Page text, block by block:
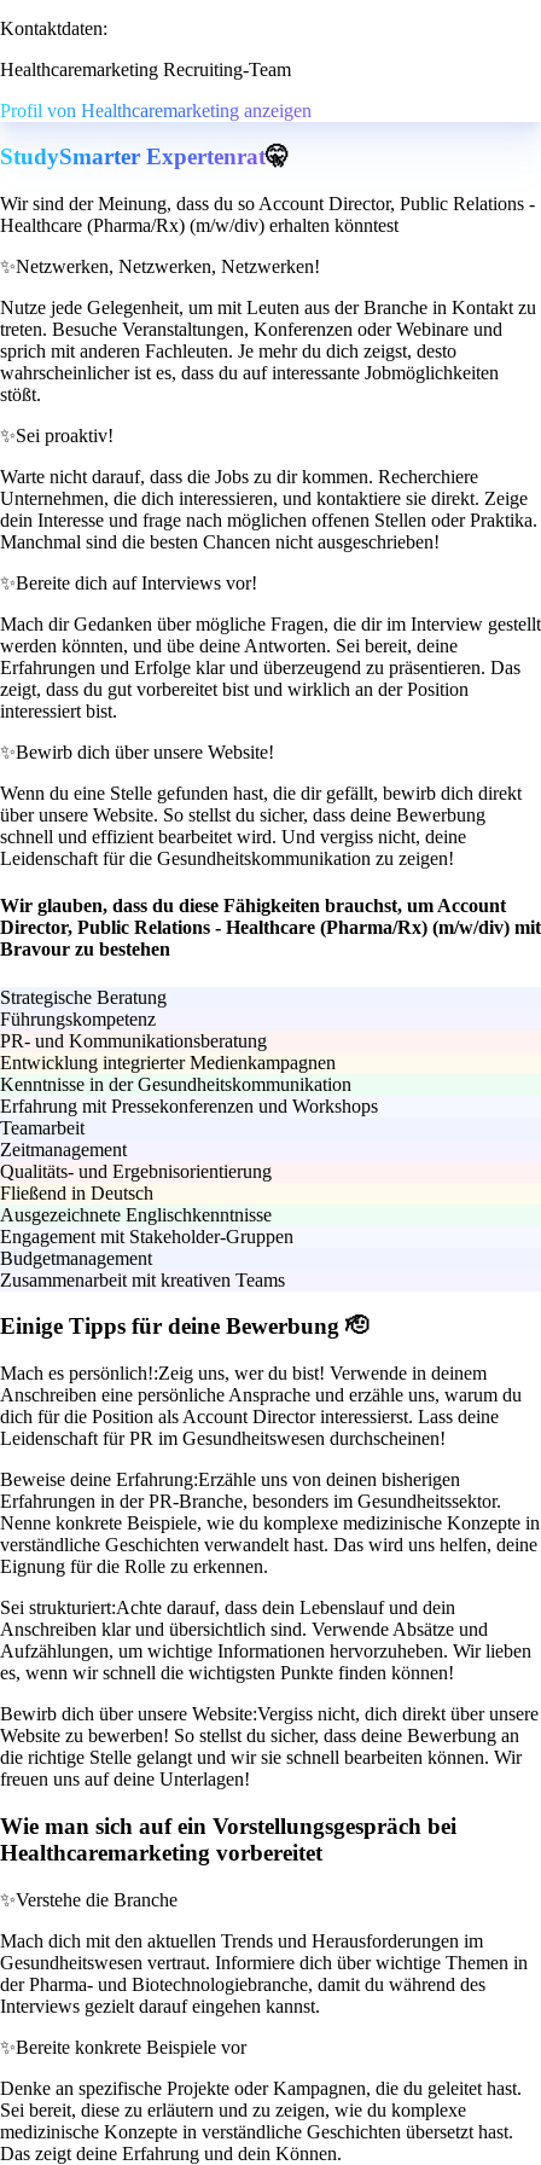
Kontaktdaten:
Healthcaremarketing Recruiting-Team
Profil von Healthcaremarketing anzeigen
StudySmarter Expertenrat🤫
Wir sind der Meinung, dass du so Account Director, Public Relations -
Healthcare (Pharma/Rx) (m/w/div) erhalten könntest
✨Netzwerken, Netzwerken, Netzwerken!
Nutze jede Gelegenheit, um mit Leuten aus der Branche in Kontakt zu
treten. Besuche Veranstaltungen, Konferenzen oder Webinare und
sprich mit anderen Fachleuten. Je mehr du dich zeigst, desto
wahrscheinlicher ist es, dass du auf interessante Jobmöglichkeiten
stößt.
✨Sei proaktiv!
Warte nicht darauf, dass die Jobs zu dir kommen. Recherchiere
Unternehmen, die dich interessieren, und kontaktiere sie direkt. Zeige
dein Interesse und frage nach möglichen offenen Stellen oder Praktika.
Manchmal sind die besten Chancen nicht ausgeschrieben!
✨Bereite dich auf Interviews vor!
Mach dir Gedanken über mögliche Fragen, die dir im Interview gestellt
werden könnten, und übe deine Antworten. Sei bereit, deine
Erfahrungen und Erfolge klar und überzeugend zu präsentieren. Das
zeigt, dass du gut vorbereitet bist und wirklich an der Position
interessiert bist.
✨Bewirb dich über unsere Website!
Wenn du eine Stelle gefunden hast, die dir gefällt, bewirb dich direkt
über unsere Website. So stellst du sicher, dass deine Bewerbung
schnell und effizient bearbeitet wird. Und vergiss nicht, deine
Leidenschaft für die Gesundheitskommunikation zu zeigen!
Wir glauben, dass du diese Fähigkeiten brauchst, um Account
Director, Public Relations - Healthcare (Pharma/Rx) (m/w/div) mit
Bravour zu bestehen
Strategische Beratung
Führungskompetenz
PR- und Kommunikationsberatung
Entwicklung integrierter Medienkampagnen
Kenntnisse in der Gesundheitskommunikation
Erfahrung mit Pressekonferenzen und Workshops
Teamarbeit
Zeitmanagement
Qualitäts- und Ergebnisorientierung
Fließend in Deutsch
Ausgezeichnete Englischkenntnisse
Engagement mit Stakeholder-Gruppen
Budgetmanagement
Zusammenarbeit mit kreativen Teams
Einige Tipps für deine Bewerbung 🫡
Mach es persönlich!:Zeig uns, wer du bist! Verwende in deinem
Anschreiben eine persönliche Ansprache und erzähle uns, warum du
dich für die Position als Account Director interessierst. Lass deine
Leidenschaft für PR im Gesundheitswesen durchscheinen!
Beweise deine Erfahrung:Erzähle uns von deinen bisherigen
Erfahrungen in der PR-Branche, besonders im Gesundheitssektor.
Nenne konkrete Beispiele, wie du komplexe medizinische Konzepte in
verständliche Geschichten verwandelt hast. Das wird uns helfen, deine
Eignung für die Rolle zu erkennen.
Sei strukturiert:Achte darauf, dass dein Lebenslauf und dein
Anschreiben klar und übersichtlich sind. Verwende Absätze und
Aufzählungen, um wichtige Informationen hervorzuheben. Wir lieben
es, wenn wir schnell die wichtigsten Punkte finden können!
Bewirb dich über unsere Website:Vergiss nicht, dich direkt über unsere
Website zu bewerben! So stellst du sicher, dass deine Bewerbung an
die richtige Stelle gelangt und wir sie schnell bearbeiten können. Wir
freuen uns auf deine Unterlagen!
Wie man sich auf ein Vorstellungsgespräch bei
Healthcaremarketing vorbereitet
✨Verstehe die Branche
Mach dich mit den aktuellen Trends und Herausforderungen im
Gesundheitswesen vertraut. Informiere dich über wichtige Themen in
der Pharma- und Biotechnologiebranche, damit du während des
Interviews gezielt darauf eingehen kannst.
✨Bereite konkrete Beispiele vor
Denke an spezifische Projekte oder Kampagnen, die du geleitet hast.
Sei bereit, diese zu erläutern und zu zeigen, wie du komplexe
medizinische Konzepte in verständliche Geschichten übersetzt hast.
Das zeigt deine Erfahrung und dein Können.